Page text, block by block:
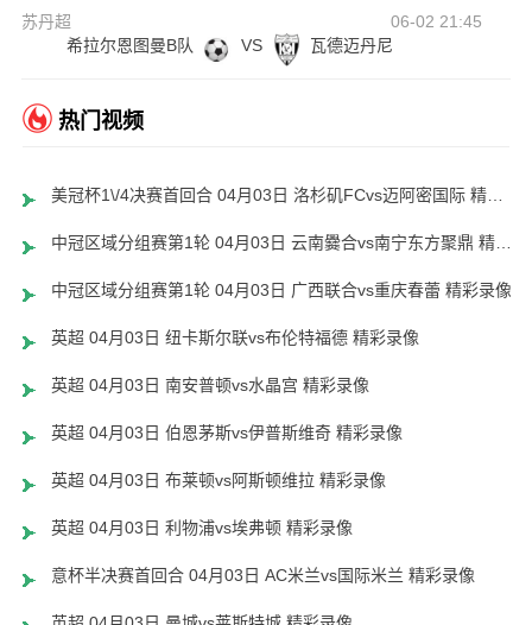
苏丹超
06-02 21:45
希拉尔恩图曼B队
VS 瓦德迈丹尼
热门视频
美冠杯1\/4决赛首回合 04月03日 洛杉矶FCvs迈阿密国际 精彩录像
中冠区域分组赛第1轮 04月03日 云南爨合vs南宁东方聚鼎 精彩录像
中冠区域分组赛第1轮 04月03日 广西联合vs重庆春蕾 精彩录像
英超 04月03日 纽卡斯尔联vs布伦特福德 精彩录像
英超 04月03日 南安普顿vs水晶宫 精彩录像
英超 04月03日 伯恩茅斯vs伊普斯维奇 精彩录像
英超 04月03日 布莱顿vs阿斯顿维拉 精彩录像
英超 04月03日 利物浦vs埃弗顿 精彩录像
意杯半决赛首回合 04月03日 AC米兰vs国际米兰 精彩录像